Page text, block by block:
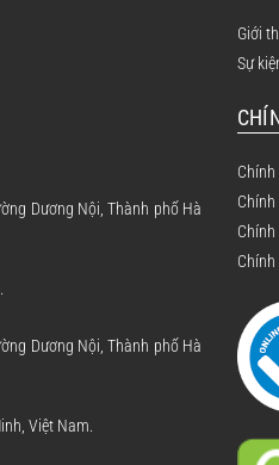
Dương Nội, Thành phố Hà
Dương Nội, Thành phố Hà
Việt Nam.
Giới
Sự